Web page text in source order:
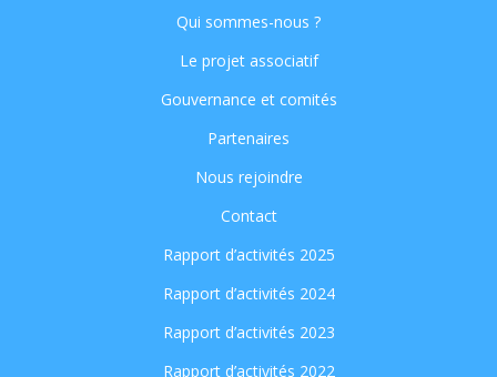
Qui sommes-nous ?
Le projet associatif
Gouvernance et comités
Partenaires
Nous rejoindre
Contact
Rapport d’activités 2025
Rapport d’activités 2024
Rapport d’activités 2023
Rapport d’activités 2022